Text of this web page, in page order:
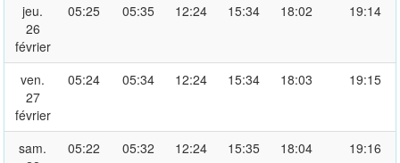
jeu.
26
février
05:25 05:35 12:24 15:34 18:02 19:14
ven.
27
février
05:24 05:34 12:24 15:34 18:03 19:15
sam.
05:22 05:32 12:24 15:35 18:04 19:16